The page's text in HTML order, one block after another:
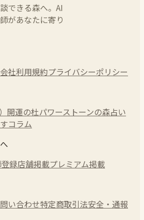
できる森へ。AI
があなたに寄り
社利用規約プライバシーポリシー
開運の杜パワーストーンの森占い
コラム
録店舗掲載プレミアム掲載
い合わせ特定商取引法安全・通報